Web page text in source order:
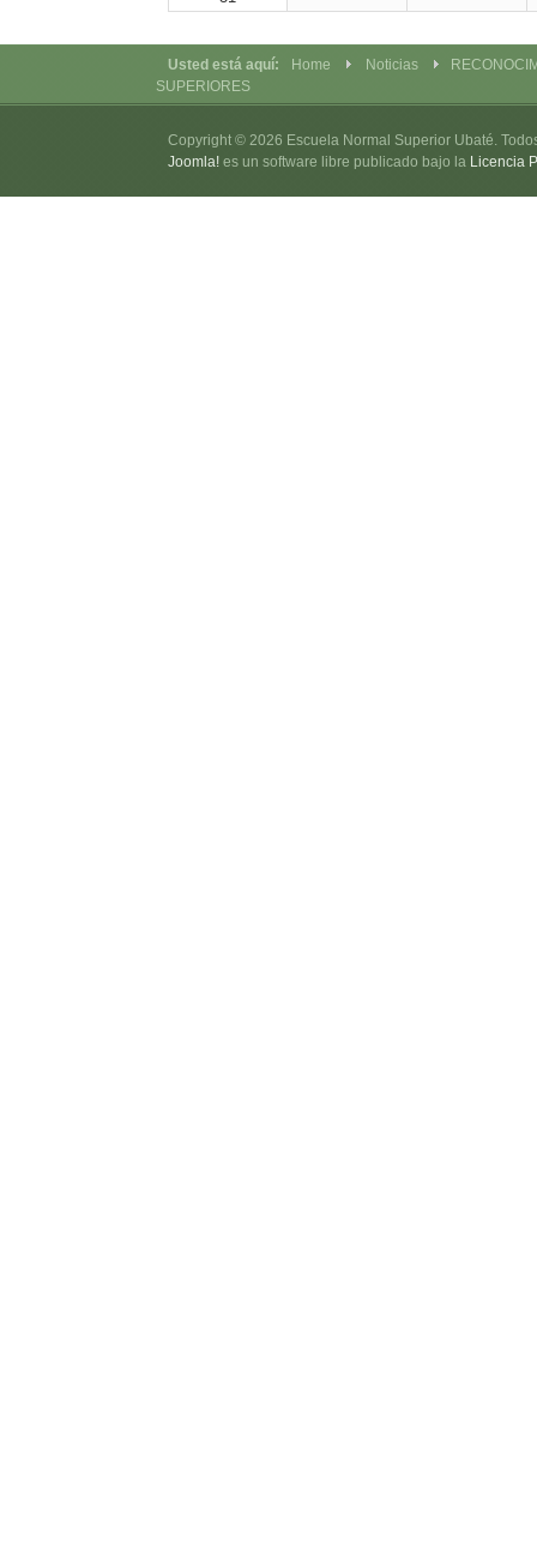
Usted está aquí: Home Noticias
SUPERIORES
Copyright © 2026 Escuela Normal Superior Ubaté.
Joomla! es un software libre publicado bajo la Licencia